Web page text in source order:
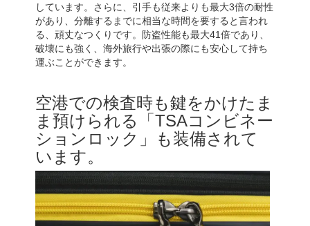
しています。さらに、引手も従来よりも最大3倍の耐性
があり、分離するまでに相当な時間を要すると言われ
る、頑丈なつくりです。防盗性能も最大41倍であり、
破壊にも強く、海外旅行や出張の際にも安心して持ち
運ぶことができます。
空港での検査時も鍵をかけたま
ま預けられる「TSAコンビネー
ションロック」も装備されて
います。